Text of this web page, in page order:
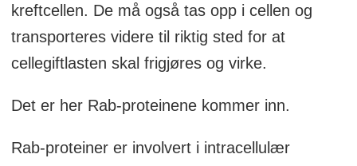
kreftcellen. De må også tas opp i cellen og
transporteres videre til riktig sted for at
cellegiftlasten skal frigjøres og virke.
Det er her Rab-proteinene kommer inn.
Rab-proteiner er involvert i intracellulær